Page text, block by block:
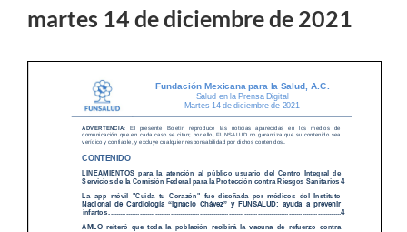
martes 14 de diciembre de 2021